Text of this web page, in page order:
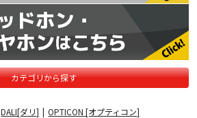
カテゴリから探す
DALI[ダリ] | OPTICON [オプティコン]